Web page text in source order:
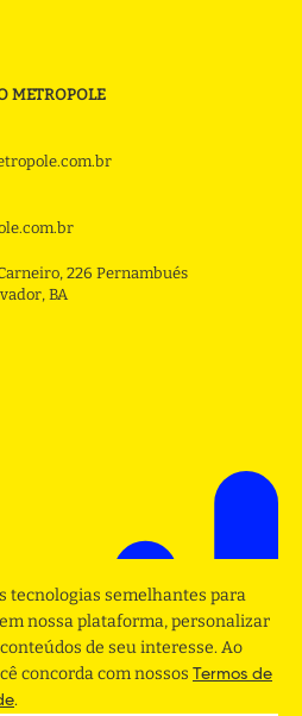
METROPOLE
226 Pernambués
BA
tecnologias semelhantes para
nossa plataforma, personalizar
de seu interesse. Ao
concorda com nossos Termos de
.